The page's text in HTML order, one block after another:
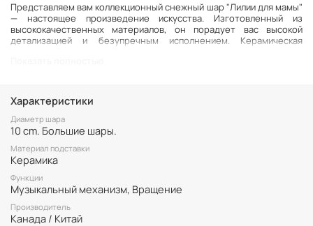
Представляем вам коллекционный снежный шар "Лилии для мамы"
— настоящее произведение искусства. Изготовленный из
высококачественных материалов, он порадует вас высокой
детализацией и безупречным исполнением. Керамическая
помощи небольшого ключика, играет мелодию "Dreaming of Home
& Mother", которая подарит вам мгновения ностальгии и тепла.
При заводе музыкального механизма, выразительная внутренняя
сценка начинает вращаться, а сверкающие блёстки
автоматически кружатся, создавая удивительную атмосферу
Этот трогательный и нежный снежный шар — прекрасный подарок
для вашей мамы, который она будет любить и ценить на
протяжении многих лет. Он идеально подойдет для украшения
интерьера вашего дома и напомнит о нежности и заботе
материнской любви.
Характеристики
Диаметр шара
10 cm. Большие шары.
Материал подставки
Керамика
Функции
Музыкальный механизм, Вращение
Производитель
Канада / Китай